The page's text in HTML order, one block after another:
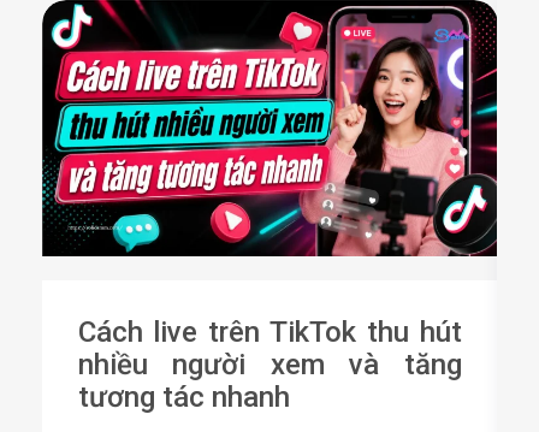
Cách live trên TikTok thu hút
nhiều người xem và tăng
tương tác nhanh